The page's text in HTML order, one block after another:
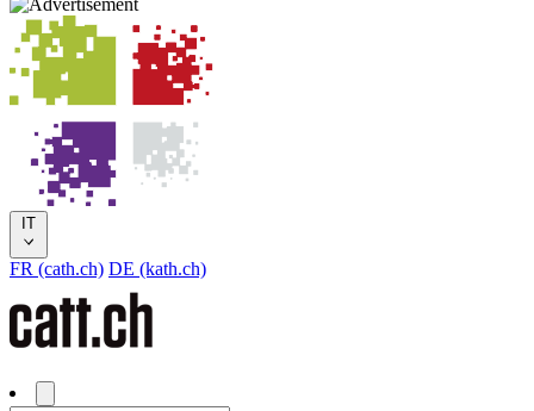
IT
FR (cath.ch) DE (kath.ch)